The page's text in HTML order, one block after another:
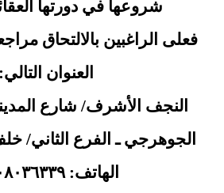
شروعها في دورتها
فعلى الراغبين بالالتحاق
العنوان التالي:
النجف الأشرف/ شارع
الجوهرجي ـ الفرع الثاني/
الهاتف: ٠٧٨٠٨٠٣٦٣٣٩